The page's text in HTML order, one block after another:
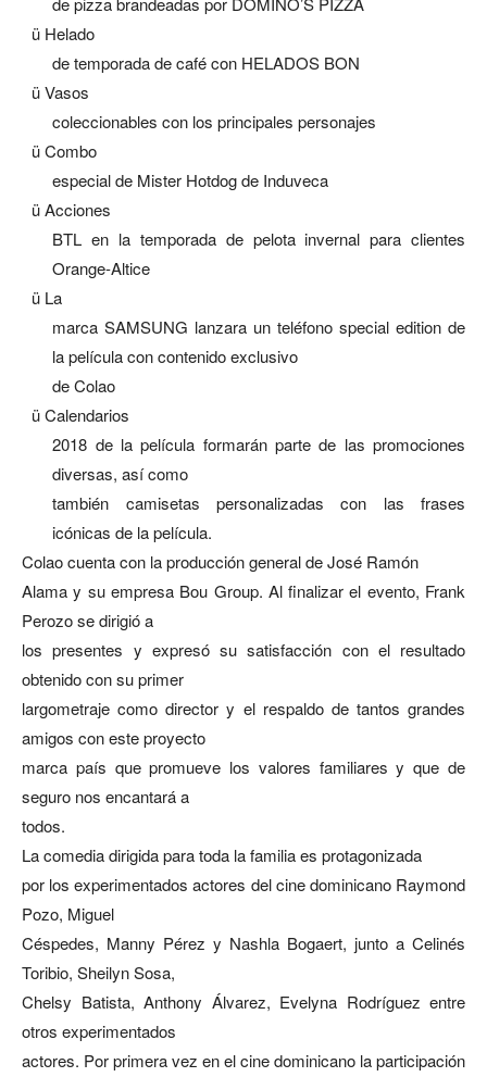
ü Helado
de temporada de café con HELADOS BON
ü Vasos
coleccionables con los principales personajes
ü Combo
especial de Mister Hotdog de Induveca
ü Acciones
BTL en la temporada de pelota invernal para clientes
Orange-Altice
ü La
marca SAMSUNG lanzara un teléfono special edition de
la película con contenido exclusivo
de Colao
ü Calendarios
2018 de la película formarán parte de las promociones
diversas, así como
también camisetas personalizadas con las frases
icónicas de la película.
Colao cuenta con la producción general de José Ramón
Alama y su empresa Bou Group. Al finalizar el evento, Frank
Perozo se dirigió a
los presentes y expresó su satisfacción con el resultado
obtenido con su primer
largometraje como director y el respaldo de tantos grandes
amigos con este proyecto
marca país que promueve los valores familiares y que de
seguro nos encantará a
todos.
La comedia dirigida para toda la familia es protagonizada
por los experimentados actores del cine dominicano Raymond
Pozo, Miguel
Céspedes, Manny Pérez y Nashla Bogaert, junto a Celinés
Toribio, Sheilyn Sosa,
Chelsy Batista, Anthony Álvarez, Evelyna Rodríguez entre
otros experimentados
actores. Por primera vez en el cine dominicano la participación